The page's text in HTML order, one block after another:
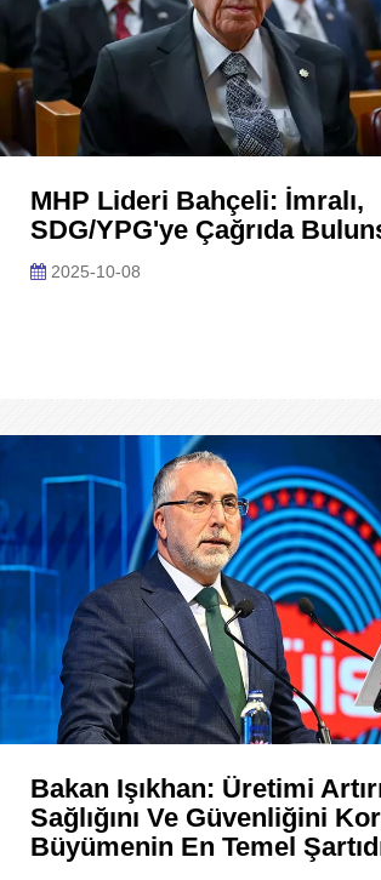
MHP Lideri Bahçeli: İmralı,
SDG/YPG'ye Çağrıda
2025-10-08
Bakan Işıkhan: Üretimi
Sağlığını Ve Güvenliğini
Büyümenin En Temel